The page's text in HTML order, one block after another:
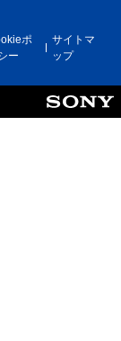
ポ
ー
サイトマ
ップ